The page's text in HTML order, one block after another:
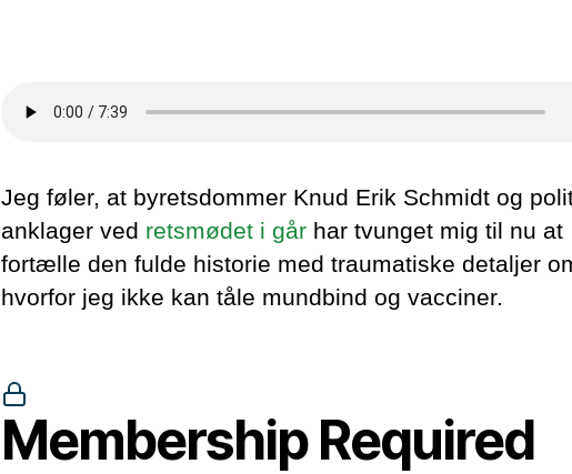
Jeg føler, at byretsdommer Knud Erik Schmidt og
anklager ved retsmødet i går har tvunget mig til nu at
fortælle den fulde historie med traumatiske detaljer
hvorfor jeg ikke kan tåle mundbind og vacciner.
Membership Required